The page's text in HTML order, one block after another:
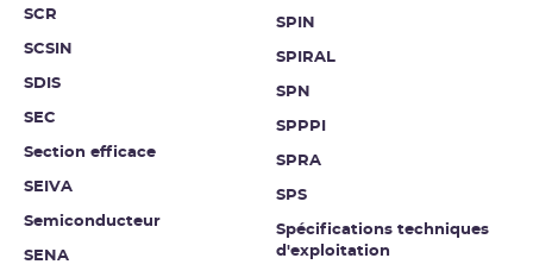
SCR
SCSIN
SDIS
SEC
Section efficace
SEIVA
Semiconducteur
SENA
SPIN
SPIRAL
SPN
SPPPI
SPRA
SPS
Spécifications techniques
d'exploitation